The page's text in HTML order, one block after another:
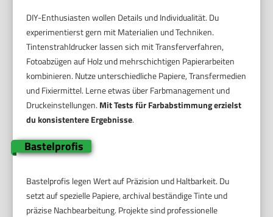
DIY-Enthusiasten wollen Details und Individualität. Du
experimentierst gern mit Materialien und Techniken.
Tintenstrahldrucker lassen sich mit Transferverfahren,
Fotoabzügen auf Holz und mehrschichtigen Papierarbeiten
kombinieren. Nutze unterschiedliche Papiere, Transfermedien
und Fixiermittel. Lerne etwas über Farbmanagement und
Druckeinstellungen. Mit Tests für Farbabstimmung erzielst
du konsistentere Ergebnisse.
Bastelprofis
Bastelprofis legen Wert auf Präzision und Haltbarkeit. Du
setzt auf spezielle Papiere, archival beständige Tinte und
präzise Nachbearbeitung. Projekte sind professionelle